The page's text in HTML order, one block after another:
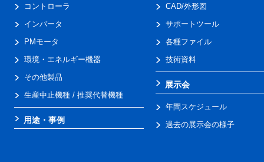
コントローラ
インバータ
PMモータ
環境・エネルギー機器
その他製品
生産中止機種 / 推奨代替機種
用途・事例
CAD/外形図
サポートツール
各種ファイル
技術資料
展示会
年間スケジュール
過去の展示会の様子